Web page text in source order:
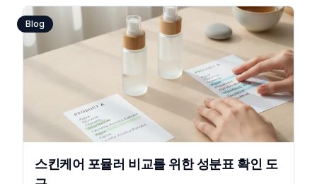
Blog
스킨케어 포뮬러 비교를 위한 성분표 확인 도